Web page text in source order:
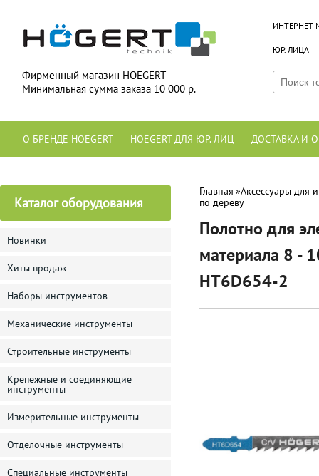
Фирменный магазин HOEGERT
Минимальная сумма заказа 10 000 р.
ИНТЕРНЕТ
ЮР. ЛИЦА
О БРЕНДЕ HOEGERT HOEGERT ДЛЯ ЮР. ЛИЦ ДОСТАВКА И
Каталог оборудования
Новинки
Хиты продаж
Наборы инструментов
Механические инструменты
Строительные инструменты
Крепежные и соединяющие
инструменты
Измерительные инструменты
Отделочные инструменты
Специальные инструменты
Главная »Аксессуары для
по дереву
Полотно для
материала 8 -
HT6D654-2